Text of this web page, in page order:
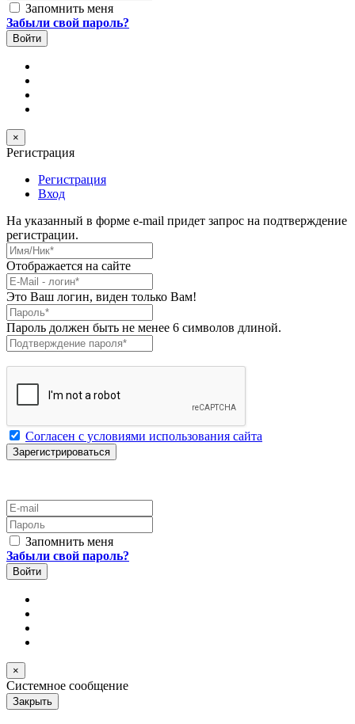
Запомнить меня
Забыли свой пароль?
×
Регистрация
Регистрация
Вход
На указанный в форме e-mail придет запрос на подтверждение
регистрации.
Имя/Ник
Отображается на сайте
E-Mail *
Это Ваш логин, виден только Вам!
Пароль*
Пароль должен быть не менее 6 символов длиной.
Подтверждение пароля
Согласен с условиями использования сайта
E-mail
Пароль
Запомнить меня
Забыли свой пароль?
×
Системное сообщение
Закрыть